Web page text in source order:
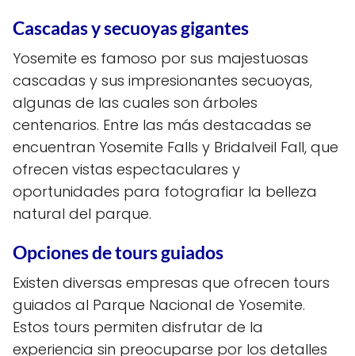
Cascadas y secuoyas gigantes
Yosemite es famoso por sus majestuosas
cascadas y sus impresionantes secuoyas,
algunas de las cuales son árboles
centenarios. Entre las más destacadas se
encuentran Yosemite Falls y Bridalveil Fall, que
ofrecen vistas espectaculares y
oportunidades para fotografiar la belleza
natural del parque.
Opciones de tours guiados
Existen diversas empresas que ofrecen tours
guiados al Parque Nacional de Yosemite.
Estos tours permiten disfrutar de la
experiencia sin preocuparse por los detalles